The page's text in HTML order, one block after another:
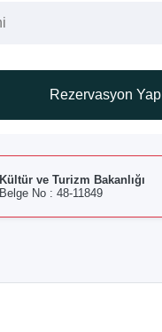
Rezervasyon Yap
Kültür ve Turizm Bakanlığı
Belge No : 48-11849